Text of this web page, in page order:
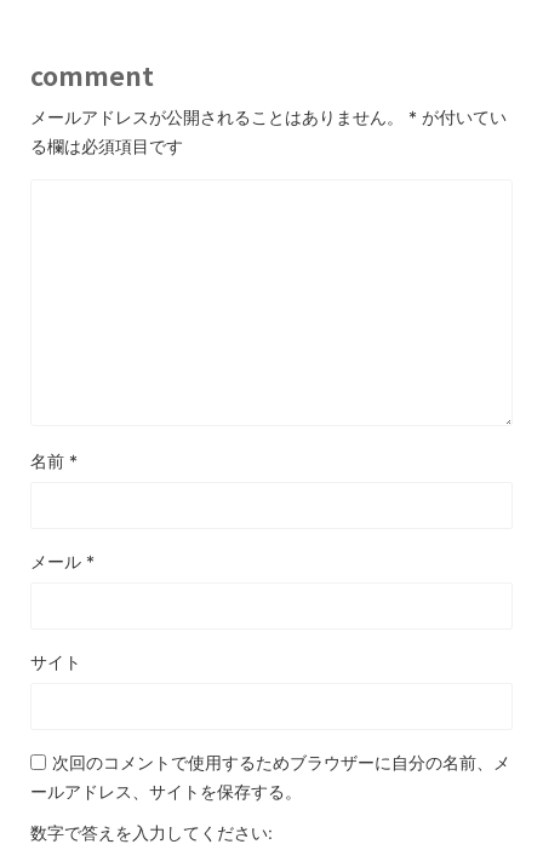
comment
メールアドレスが公開されることはありません。 * が付いてい
る欄は必須項目です
名前 *
メール *
サイト
次回のコメントで使用するためブラウザーに自分の名前、メ
ールアドレス、サイトを保存する。
数字で答えを入力してください: